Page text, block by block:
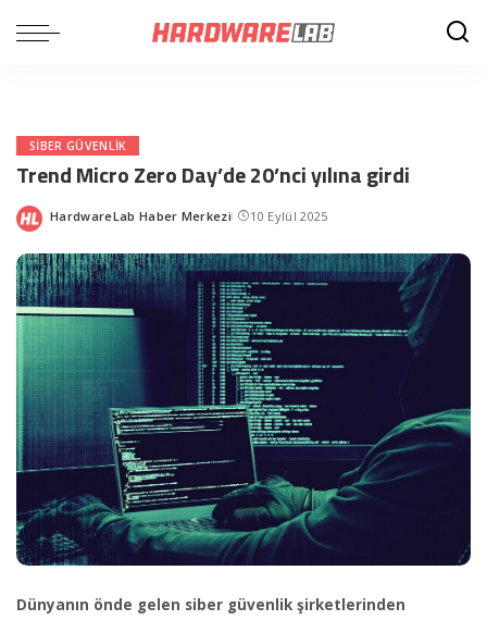
SIBER GÜVENLIK
Trend Micro Zero Day’de 20’nci yılına girdi
Posted
HardwareLab Haber Merkezi 10 Eylül 2025
Dünyanın önde gelen siber güvenlik şirketlerinden